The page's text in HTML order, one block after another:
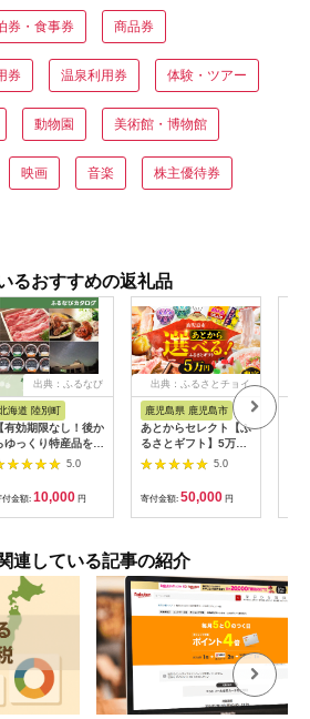
券・食事券 商品券
券 温泉利用券 体験・ツアー
動物園 美術館・博物館
映画 音楽 株主優待券
るおすすめの返礼品
出典：ふるなび
海道 陸別町
【有効期限なし！後か
ゆっくり特産品を選
る】北海道陸別町カ
タログポイント
5.0
付金額: 10,000 円
出典：ふるさとチョイ
鹿児島県 鹿児島市
あとからセレクト【ふ
るさとギフト】5万
円 K000-005 5.0
寄付金額: 50,000 円
連している記事の紹介